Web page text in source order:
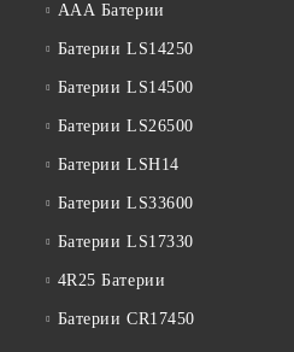
ААА Батерии
Батерии LS14250
Батерии LS14500
Батерии LS26500
Батерии LSH14
Батерии LS33600
Батерии LS17330
4R25 Батерии
Батерии CR17450